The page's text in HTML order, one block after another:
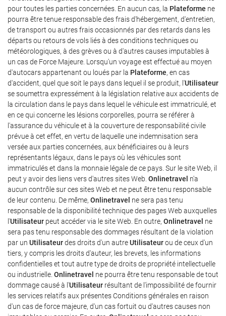
pour toutes les parties concernées. En aucun cas, la Plateforme ne
pourra être tenue responsable des frais d'hébergement, d'entretien,
de transport ou autres frais occasionnés par des retards dans les
départs ou retours de vols liés à des conditions techniques ou
météorologiques, à des grèves ou à d'autres causes imputables à
un cas de Force Majeure. Lorsqu'un voyage est effectué au moyen
d'autocars appartenant ou loués par la Plateforme, en cas
d'accident, quel que soit le pays dans lequel il se produit, l'Utilisateur
se soumettra expressément à la législation relative aux accidents de
la circulation dans le pays dans lequel le véhicule est immatriculé, et
en ce qui concerne les lésions corporelles, pourra se référer à
l'assurance du véhicule et à la couverture de responsabilité civile
prévue à cet effet, en vertu de laquelle une indemnisation sera
versée aux parties concernées, aux bénéficiaires ou à leurs
représentants légaux, dans le pays où les véhicules sont
immatriculés et dans la monnaie légale de ce pays. Sur le site Web, il
peut y avoir des liens vers d'autres sites Web. Onlinetravel n'a
aucun contrôle sur ces sites Web et ne peut être tenu responsable
de leur contenu. De même, Onlinetravel ne sera pas tenu
responsable de la disponibilité technique des pages Web auxquelles
l'Utilisateur peut accéder via le site Web. En outre, Onlinetravel ne
sera pas tenu responsable des dommages résultant de la violation
par un Utilisateurdes droits d'un autreUtilisateurou de ceux d'un
tiers, y compris les droits d'auteur, les brevets, les informations
confidentielles et tout autre type de droits de propriété intellectuelle
ou industrielle. Onlinetravel ne pourra être tenu responsable de tout
dommage causé à l'Utilisateur résultant de l'impossibilité de fournir
les services relatifs aux présentes Conditions générales en raison
d'un cas de force majeure, d'un cas fortuit ou d'autres causes non